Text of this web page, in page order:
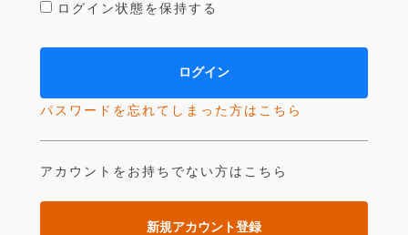
ログイン状態を保持する
パスワードを忘れてしまった方はこちら
アカウントをお持ちでない方はこちら
新規アカウント登録